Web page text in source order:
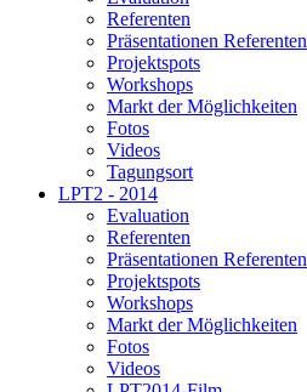
Referenten
Präsentationen Referenten
Projektspots
Workshops
Markt der Möglichkeiten
Fotos
Videos
Tagungsort
LPT2 - 2014
Evaluation
Referenten
Präsentationen Referenten
Projektspots
Workshops
Markt der Möglichkeiten
Fotos
Videos